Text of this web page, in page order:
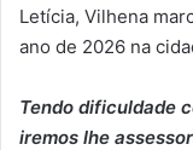
Letícia, Vilhena
ano de 2026 na
Tendo dificuldade
iremos lhe